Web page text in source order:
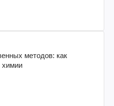
методов: как
химии